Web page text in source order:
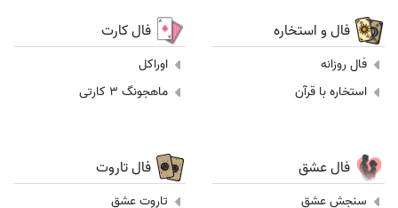
فال و استخاره
فال روزانه
استخاره با قرآن
فال کارت
اوراکل
ماهجونگ 3 کارتی
فال عشق
سنجش عشق
فال تاروت
تاروت عشق